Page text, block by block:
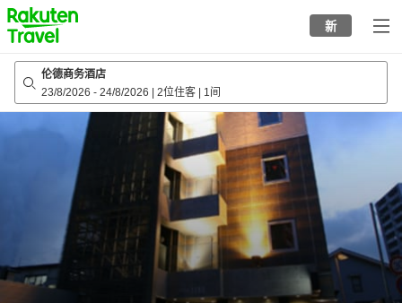
to
top
page
新
伦德商务酒店
23/8/2026 - 24/8/2026 2位住客 1间